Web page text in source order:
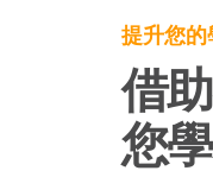
提升您的
借
您